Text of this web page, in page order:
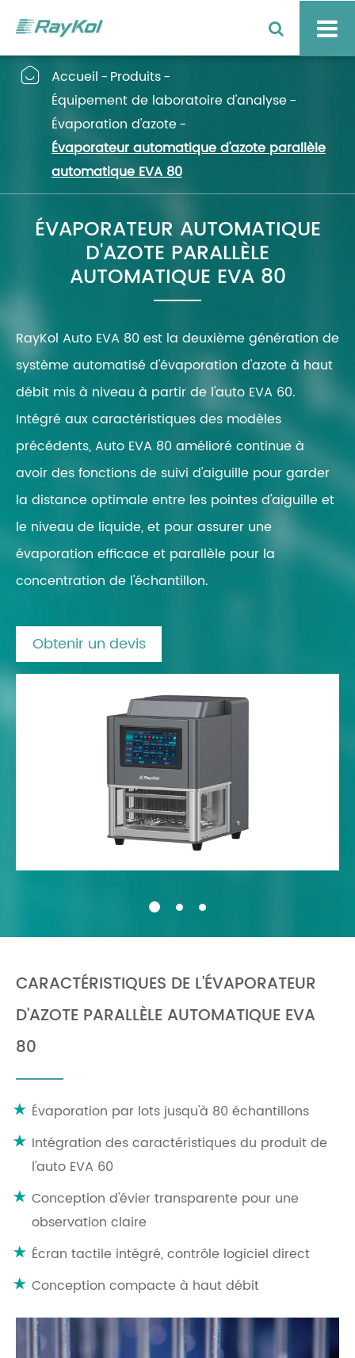
 Accueil
Produits
Équipement de laboratoire d'analyse
Évaporation d'azote
Évaporateur automatique d'azote parallèle
automatique EVA 80
ÉVAPORATEUR AUTOMATIQUE
D'AZOTE PARALLÈLE
AUTOMATIQUE EVA 80
RayKol Auto EVA 80 est la deuxième génération de
système automatisé d'évaporation d'azote à haut
débit mis à niveau à partir de l'auto EVA 60.
Intégré aux caractéristiques des modèles
précédents, Auto EVA 80 amélioré continue à
avoir des fonctions de suivi d'aiguille pour garder
la distance optimale entre les pointes d'aiguille et
le niveau de liquide, et pour assurer une
évaporation efficace et parallèle pour la
concentration de l'échantillon.
Obtenir un devis
CARACTÉRISTIQUES DE L'ÉVAPORATEUR
D'AZOTE PARALLÈLE AUTOMATIQUE EVA
80
Évaporation par lots jusqu'à 80 échantillons
Intégration des caractéristiques du produit de
l'auto EVA 60
Conception d'évier transparente pour une
observation claire
Écran tactile intégré, contrôle logiciel direct
Conception compacte à haut débit